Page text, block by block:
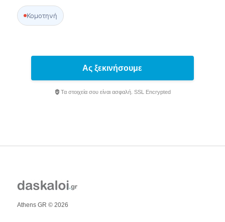
Κομοτηνή
Ας ξεκινήσουμε
Τα στοιχεία σου είναι ασφαλή. SSL Encrypted
Athens GR © 2026